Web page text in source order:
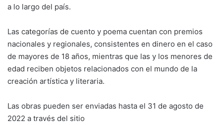
a lo largo del país.
Las categorías de cuento y poema cuentan con premios
nacionales y regionales, consistentes en dinero en el caso
de mayores de 18 años, mientras que las y los menores de
edad reciben objetos relacionados con el mundo de la
creación artística y literaria.
Las obras pueden ser enviadas hasta el 31 de agosto de
2022 a través del sitio